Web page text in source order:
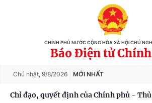
CHÍNH PHỦ NƯỚC CỘNG HÒA XÃ HỘI CHỦ
Báo Điện tử
Chủ nhật, 9/8/2026 MỚI NHẤT
Chỉ đạo, quyết định của Chính phủ -